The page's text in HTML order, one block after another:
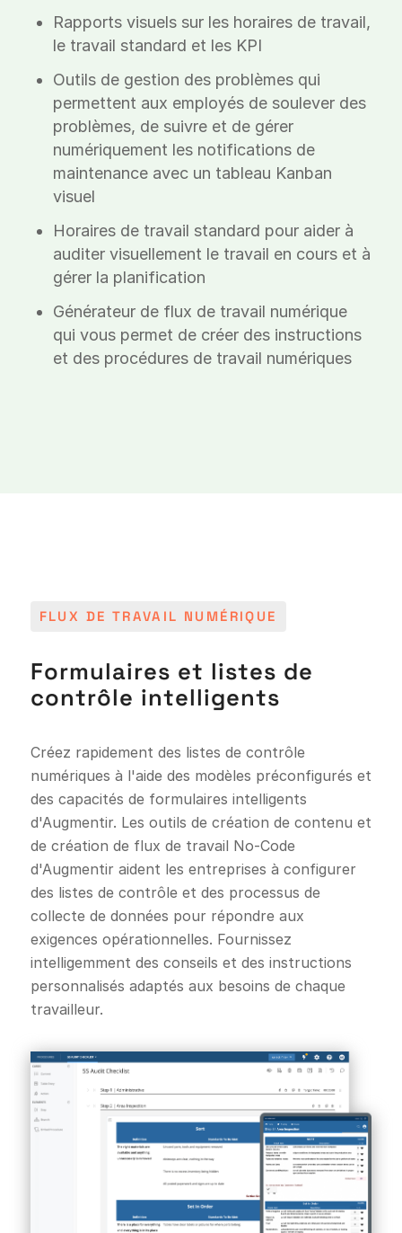
Rapports visuels sur les horaires de travail,
le travail standard et les KPI
Outils de gestion des problèmes qui
permettent aux employés de soulever des
problèmes, de suivre et de gérer
numériquement les notifications de
maintenance avec un tableau Kanban
visuel
Horaires de travail standard pour aider à
auditer visuellement le travail en cours et à
gérer la planification
Générateur de flux de travail numérique
qui vous permet de créer des instructions
et des procédures de travail numériques
FLUX DE TRAVAIL NUMÉRIQUE
Formulaires et listes de
contrôle intelligents
Créez rapidement des listes de contrôle
numériques à l'aide des modèles préconfigurés et
des capacités de formulaires intelligents
d'Augmentir. Les outils de création de contenu et
de création de flux de travail No-Code
d'Augmentir aident les entreprises à configurer
des listes de contrôle et des processus de
collecte de données pour répondre aux
exigences opérationnelles. Fournissez
intelligemment des conseils et des instructions
personnalisés adaptés aux besoins de chaque
travailleur.